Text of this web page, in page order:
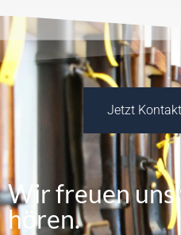
Jetzt
Wir freuen uns
hören.